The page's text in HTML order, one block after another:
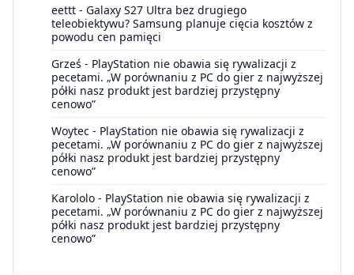
eettt - Galaxy S27 Ultra bez drugiego
teleobiektywu? Samsung planuje cięcia kosztów z
powodu cen pamięci
Grześ - PlayStation nie obawia się rywalizacji z
pecetami. „W porównaniu z PC do gier z najwyższej
półki nasz produkt jest bardziej przystępny
cenowo”
Woytec - PlayStation nie obawia się rywalizacji z
pecetami. „W porównaniu z PC do gier z najwyższej
półki nasz produkt jest bardziej przystępny
cenowo”
Karololo - PlayStation nie obawia się rywalizacji z
pecetami. „W porównaniu z PC do gier z najwyższej
półki nasz produkt jest bardziej przystępny
cenowo”